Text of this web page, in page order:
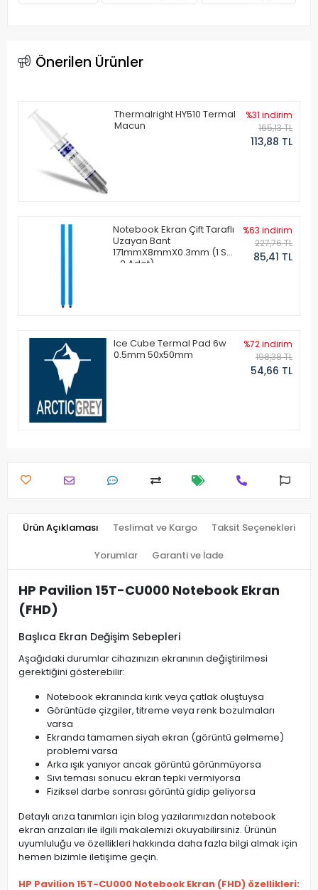
Önerilen Ürünler
Thermalright HY510 Termal
Macun
%31 indirim
165,13 TL
113,88 TL
Notebook Ekran Çift Taraflı
Uzayan Bant
171mmX8mmX0.3mm (1 Set
- 2 Adet)
%63 indirim
227,76 TL
85,41 TL
Ice Cube Termal Pad 6w
0.5mm 50x50mm
%72 indirim
198,38 TL
54,66 TL
Ürün Açıklaması Teslimat ve Kargo Taksit Seçenekleri
Yorumlar Garanti ve İade
HP Pavilion 15T-CU000 Notebook Ekran
(FHD)
Başlıca Ekran Değişim Sebepleri
Aşağıdaki durumlar cihazınızın ekranının değiştirilmesi
gerektiğini gösterebilir:
Notebook ekranında kırık veya çatlak oluştuysa
Görüntüde çizgiler, titreme veya renk bozulmaları
varsa
Ekranda tamamen siyah ekran (görüntü gelmeme)
problemi varsa
Arka ışık yanıyor ancak görüntü görünmüyorsa
Sıvı teması sonucu ekran tepki vermiyorsa
Fiziksel darbe sonrası görüntü gidip geliyorsa
Detaylı arıza tanımları için blog yazılarımızdan notebook
ekran arızaları ile ilgili makalemizi okuyabilirsiniz. Ürünün
uyumluluğu ve özellikleri hakkında daha fazla bilgi almak için
hemen bizimle iletişime geçin.
HP Pavilion 15T-CU000 Notebook Ekran (FHD) özellikleri: